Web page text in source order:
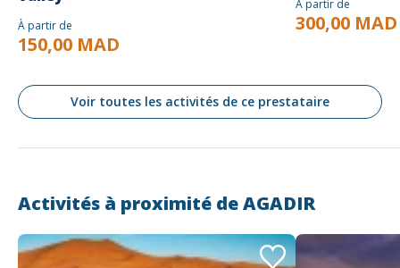
Réservez dès aujourd'hui votre transfert Agadir vers
Casablanca avec Mirleft Holiday et profitez d'un service fiable,
confortable et professionnel.
À partir de
150,00 MAD
À partir de
300,00 MAD
Voir toutes les activités de ce prestataire
Activités à proximité deAGADIR